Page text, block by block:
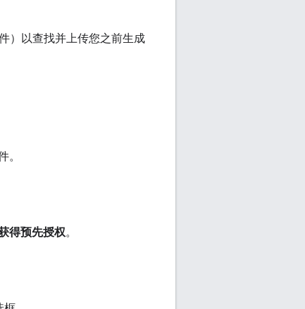
件）以查找并上传您之前生成
。
得预先授权。